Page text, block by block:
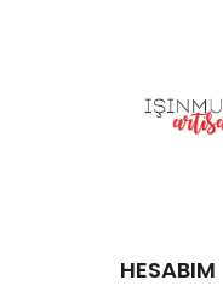
HESABIM